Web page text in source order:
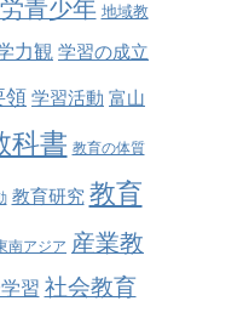
青少年 地域教
力観 学習の成立
領 学習活動 富山
科書 教育の体質
教育研究 教育
南アジア 産業教
習 社会教育